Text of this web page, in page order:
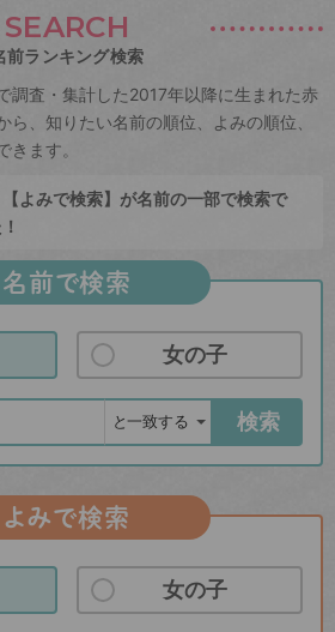
SEARCH
前ランキング検索
調査・集計した2017年以降に生まれた赤
ら、知りたい名前の順位、よみの順位、
ます。
【よみで検索】が名前の一部で検索で
名前で検索
女の子
検索
よみで検索
女の子